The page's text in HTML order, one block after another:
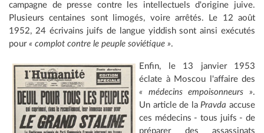
campagne de presse contre les intellectuels d'origine juive.
Plusieurs centaines sont limogés, voire arrêtés. Le 12 août
1952, 24 écrivains juifs de langue yiddish sont ainsi exécutés
pour « complot contre le peuple soviétique ».
Enfin, le 13 janvier 1953
éclate à Moscou l'affaire des
« médecins empoisonneurs ».
Un article de laPravda accuse
ces médecins - tous juifs - de
préparer des assassinats